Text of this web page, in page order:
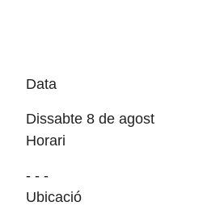
Data
Dissabte 8 de agost
Horari
- - -
Ubicació